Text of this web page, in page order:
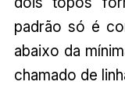
padrão só é
abaixo da
chamado de